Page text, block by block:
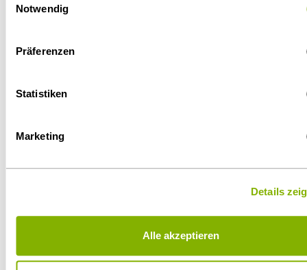
Ihre Einwilligung jederzeit über die
Notwendig
Präferenzen
Statistiken
Marketing
Details
Alle akzeptieren
Court Teams der Universitäten
Mannheim und Tübingen